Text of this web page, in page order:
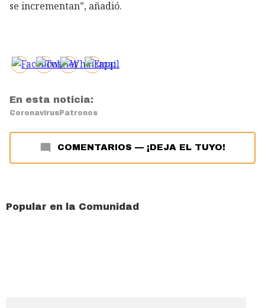
se incrementan”, añadió.
En esta noticia:
Coronavirus Patronos
COMENTARIOS — ¡DEJA EL TUYO!
Popular en la Comunidad